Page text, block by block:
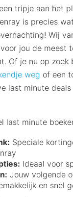
tripje aan het
is precies
Wij
jou de meest
Of je nu op zoek
weg of een
last minute
last minute
Speciale
Ideaal voor
Jouw volgende
en snel